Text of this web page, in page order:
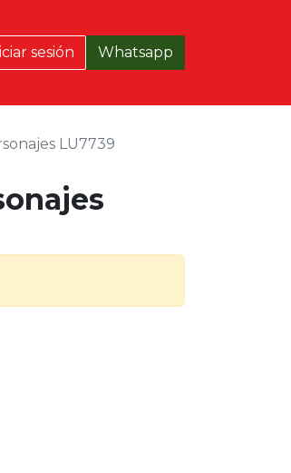
sesión Whatsapp
LU7739